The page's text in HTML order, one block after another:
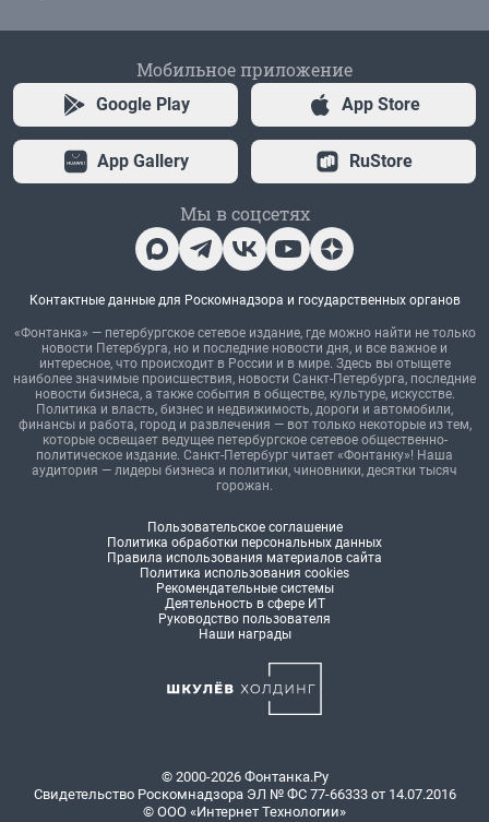
Мобильное приложение
Google Play App Store
App Gallery RuStore
Мы в соцсетях
Контактные данные для Роскомнадзора и государственных органов
«Фонтанка» — петербургское сетевое издание, где можно найти не только
новости Петербурга, но и последние новости дня, и все важное и
интересное, что происходит в России и в мире. Здесь вы отыщете
наиболее значимые происшествия, новости Санкт-Петербурга, последние
новости бизнеса, а также события в обществе, культуре, искусстве.
Политика и власть, бизнес и недвижимость, дороги и автомобили,
финансы и работа, город и развлечения — вот только некоторые из тем,
которые освещает ведущее петербургское сетевое общественно-
политическое издание. Санкт-Петербург читает «Фонтанку»! Наша
аудитория — лидеры бизнеса и политики, чиновники, десятки тысяч
горожан.
Пользовательское соглашение
Политика обработки персональных данных
Правила использования материалов сайта
Политика использования cookies
Рекомендательные системы
Деятельность в сфере ИТ
Руководство пользователя
Наши награды
© 2000-2026 Фонтанка.Ру
Свидетельство Роскомнадзора ЭЛ № ФС 77-66333 от 14.07.2016
© ООО «Интернет Технологии»